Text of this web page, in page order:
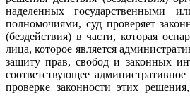
наделенных государственными
полномочиями, суд проверяет
(бездействия) в части, которая
лица, которое является
защиту прав, свобод и законных
соответствующее
проверке законности этих